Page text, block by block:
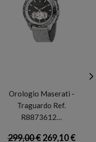
Orologio Maserati -
Traguardo Ref.
R8873612…
299,00 €269,10 €